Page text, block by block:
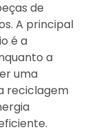
de
A principal
é a
a
uma
reciclagem